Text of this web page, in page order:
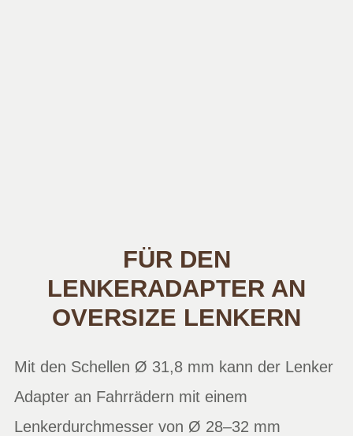
FÜR DEN
LENKERADAPTER AN
OVERSIZE LENKERN
Mit den Schellen Ø 31,8 mm kann der Lenker
Adapter an Fahrrädern mit einem
Lenkerdurchmesser von Ø 28–32 mm